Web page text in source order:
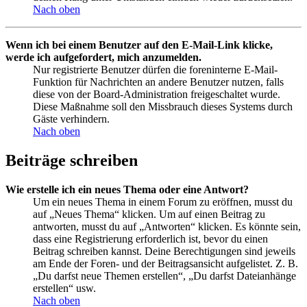
Nach oben
Wenn ich bei einem Benutzer auf den E-Mail-Link klicke,
werde ich aufgefordert, mich anzumelden.
Nur registrierte Benutzer dürfen die foreninterne E-Mail-
Funktion für Nachrichten an andere Benutzer nutzen, falls
diese von der Board-Administration freigeschaltet wurde.
Diese Maßnahme soll den Missbrauch dieses Systems durch
Gäste verhindern.
Nach oben
Beiträge schreiben
Wie erstelle ich ein neues Thema oder eine Antwort?
Um ein neues Thema in einem Forum zu eröffnen, musst du
auf „Neues Thema“ klicken. Um auf einen Beitrag zu
antworten, musst du auf „Antworten“ klicken. Es könnte sein,
dass eine Registrierung erforderlich ist, bevor du einen
Beitrag schreiben kannst. Deine Berechtigungen sind jeweils
am Ende der Foren- und der Beitragsansicht aufgelistet. Z. B.
„Du darfst neue Themen erstellen“, „Du darfst Dateianhänge
erstellen“ usw.
Nach oben